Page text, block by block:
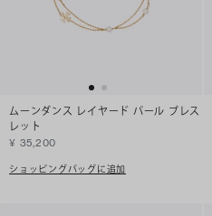
ムーンダンス レイヤード パール ブレス
レット
¥ 35,200
ショッピングバッグに追加